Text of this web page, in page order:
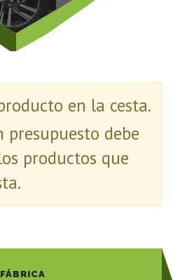
en la cesta.
debe
productos que